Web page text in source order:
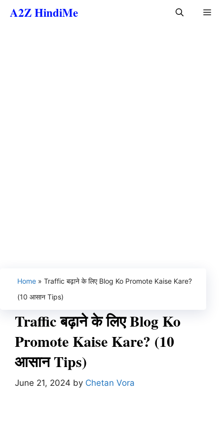
SkipA2Z HindiMe
Home » Traffic बढ़ाने के लिए Blog Ko Promote Kaise Kare?
(10 आसान Tips)
Traffic बढ़ाने के लिए Blog Ko
Promote Kaise Kare? (10
आसान Tips)
June 21, 2024 by Chetan Vora